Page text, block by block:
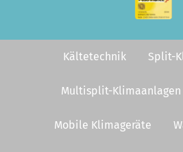
Kältetechnik Split-
Multisplit-Klimaanlagen
Mobile Klimageräte